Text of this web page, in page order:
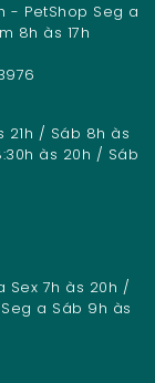
- PetShop Seg a
8h às 17h
21h / Sáb 8h às
às 20h / Sáb
Sex 7h às 20h /
a Sáb 9h às